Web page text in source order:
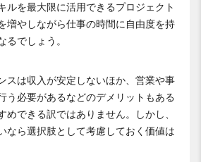
ルを最大限に活用できるプロジェクト
増やしながら仕事の時間に自由度を持
るでしょう。
スは収入が安定しないほか、営業や事
う必要があるなどのデメリットもある
めできる訳ではありません。しかし、
なら選択肢として考慮しておく価値は